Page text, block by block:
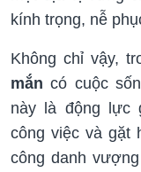
kính trọng, nễ
Không chỉ vậy,
mắn có cuộc
này là động lực
công việc và gặt
công danh